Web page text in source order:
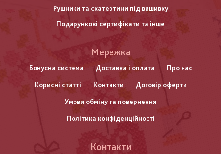
Рушники та скатертини під вишивку
Подарункові сертифікати та інше
нижнього
колонтитулу
Мережка
Бонусна система Доставка і оплата Про нас
Корисні статті Контакти Договір оферти
Умови обміну та повернення
Політика конфіденційності
Контакти